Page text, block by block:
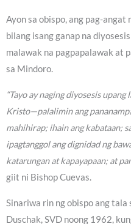
Ayon sa obispo, ang pag-
bilang isang ganap na
malawak na pagpapalawak at
sa Mindoro.
“Tayo ay naging diyosesis
Kristo—palalimin ang
mahihirap; ihain ang kabataan;
ipagtanggol ang dignidad ng
katarungan at kapayapaan; at
giit ni Bishop Cuevas.
Sinariwa rin ng obispo ang
Duschak, SVD noong 1962,